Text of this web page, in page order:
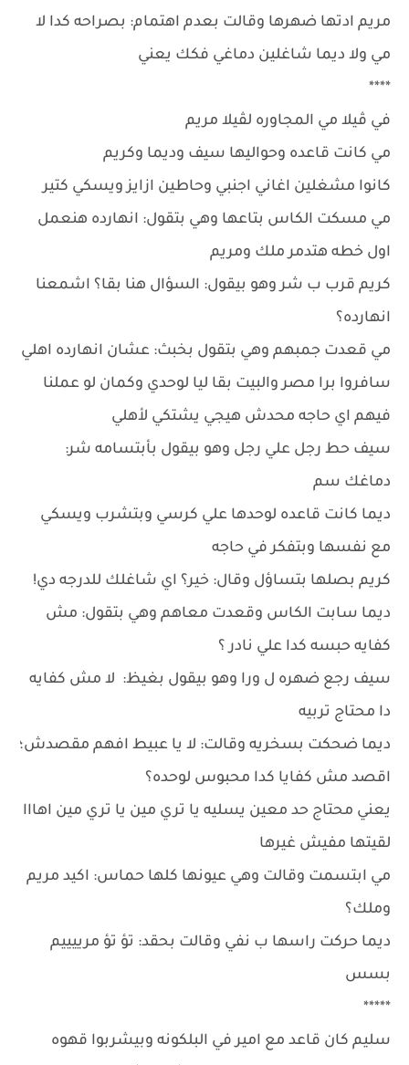
مريم ادتها ضهرها وقالت بعدم اهتمام: بصراحه كدا لا
مي ولا ديما شاغلين دماغي فكك يعني
****
في ڤيلا مي المجاوره لڤيلا مريم
مي كانت قاعده وحواليها سيف وديما وكريم
كانوا مشغلين اغاني اجنبي وحاطين ازايز ويسكي كتير
مي مسكت الكاس بتاعها وهي بتقول: انهارده هنعمل
اول خطه هتدمر ملك ومريم
كريم قرب ب شر وهو بيقول: السؤال هنا بقا؟ اشمعنا
انهارده؟
مي قعدت جمبهم وهي بتقول بخبث: عشان انهارده اهلي
سافروا برا مصر والبيت بقا ليا لوحدي وكمان لو عملنا
فيهم اي حاجه محدش هيجي يشتكي لأهلي
سيف حط رجل علي رجل وهو بيقول بأبتسامه شر:
دماغك سم
ديما كانت قاعده لوحدها علي كرسي وبتشرب ويسكي
مع نفسها وبتفكر في حاجه
كريم بصلها بتساؤل وقال: خير؟ اي شاغلك للدرجه دي!
ديما سابت الكاس وقعدت معاهم وهي بتقول: مش
كفايه حبسه كدا علي نادر ؟
سيف رجع ضهره ل ورا وهو بيقول بغيظ: لا مش كفايه
دا محتاج تربيه
ديما ضحكت بسخريه وقالت: لا يا عبيط افهم مقصدش؛
اقصد مش كفايا كدا محبوس لوحده؟
يعني محتاج حد معين يسليه يا تري مين يا تري مين اهااا
لقيتها مفيش غيرها
مي ابتسمت وقالت وهي عيونها كلها حماس: اكيد مريم
وملك؟
ديما حركت راسها ب نفي وقالت بحقد: تؤ تؤ مرييييم
بسس
*****
سليم كان قاعد مع امير في البلكونه وبيشربوا قهوه